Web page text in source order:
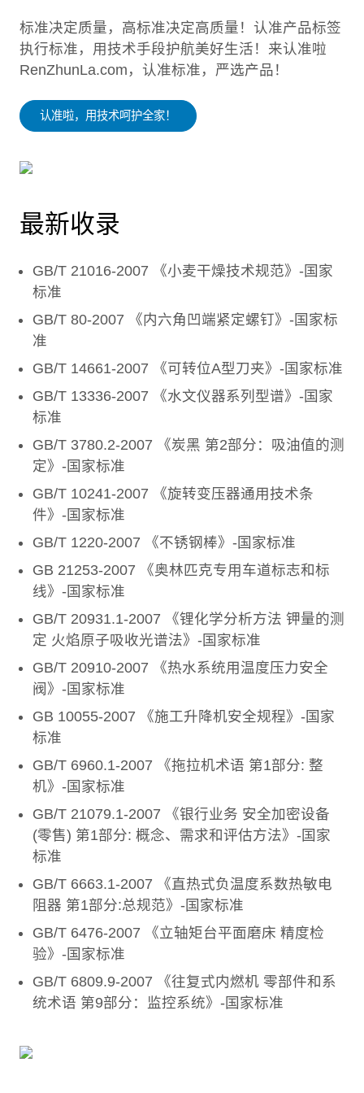
标准决定质量，高标准决定高质量！认准产品标签
执行标准，用技术手段护航美好生活！来认准啦
RenZhunLa.com，认准标准，严选产品！
认准啦，用技术呵护全家！
最新收录
GB/T 21016-2007 《小麦干燥技术规范》-国家
标准
GB/T 80-2007 《内六角凹端紧定螺钉》-国家标
准
GB/T 14661-2007 《可转位A型刀夹》-国家标准
GB/T 13336-2007 《水文仪器系列型谱》-国家
标准
GB/T 3780.2-2007 《炭黑 第2部分：吸油值的测
定》-国家标准
GB/T 10241-2007 《旋转变压器通用技术条
件》-国家标准
GB/T 1220-2007 《不锈钢棒》-国家标准
GB 21253-2007 《奥林匹克专用车道标志和标
线》-国家标准
GB/T 20931.1-2007 《锂化学分析方法 钾量的测
定 火焰原子吸收光谱法》-国家标准
GB/T 20910-2007 《热水系统用温度压力安全
阀》-国家标准
GB 10055-2007 《施工升降机安全规程》-国家
标准
GB/T 6960.1-2007 《拖拉机术语 第1部分: 整
机》-国家标准
GB/T 21079.1-2007 《银行业务 安全加密设备
(零售) 第1部分: 概念、需求和评估方法》-国家
标准
GB/T 6663.1-2007 《直热式负温度系数热敏电
阻器 第1部分:总规范》-国家标准
GB/T 6476-2007 《立轴矩台平面磨床 精度检
验》-国家标准
GB/T 6809.9-2007 《往复式内燃机 零部件和系
统术语 第9部分：监控系统》-国家标准